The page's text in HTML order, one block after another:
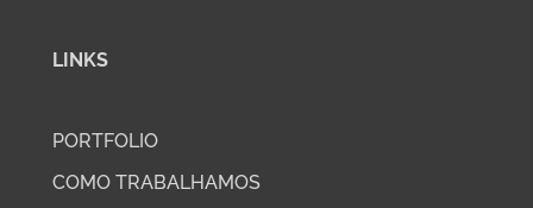
LINKS
PORTFOLIO
COMO TRABALHAMOS